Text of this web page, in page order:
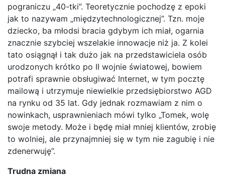
pograniczu „40-tki”. Teoretycznie pochodzę z epoki
jak to nazywam „międzytechnologicznej”. Tzn. moje
dziecko, ba młodsi bracia gdybym ich miał, ogarnia
znacznie szybciej wszelakie innowacje niż ja. Z kolei
tato osiągnął i tak dużo jak na przedstawiciela osób
urodzonych krótko po II wojnie światowej, bowiem
potrafi sprawnie obsługiwać Internet, w tym pocztę
mailową i utrzymuje niewielkie przedsiębiorstwo AGD
na rynku od 35 lat. Gdy jednak rozmawiam z nim o
nowinkach, usprawnieniach mówi tylko „Tomek, wolę
swoje metody. Może i będę miał mniej klientów, zrobię
to wolniej, ale przynajmniej się w tym nie zagubię i nie
zdenerwuję”.
Trudna zmiana